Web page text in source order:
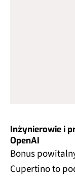
Inżynierowie i
OpenAI
Bonus
Cupertino to